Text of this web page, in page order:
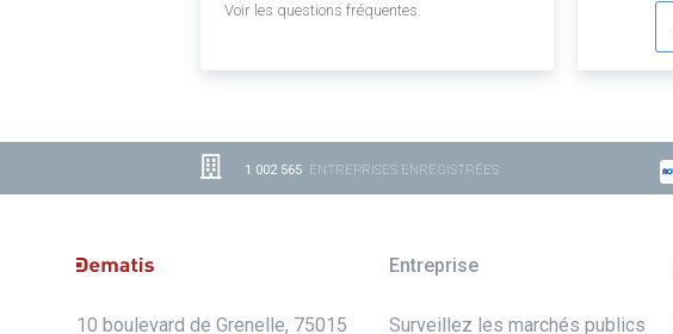
Voir les questions fréquentes.
1 002 565 ENTREPRISES ENREGISTRÉES
10 boulevard de Grenelle, 75015
Entreprise
Surveillez les marchés publics